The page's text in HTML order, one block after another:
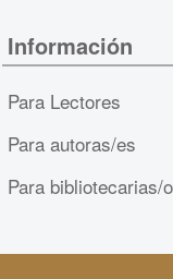
Información
Para Lectores
Para autoras/es
Para bibliotecarias/